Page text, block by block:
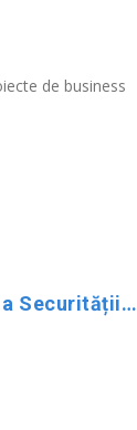
de business
Cum îți protejezi firma de atacurile digitale – sfaturi One-IT de Ziua Internațională a Securității Calculatoarelor